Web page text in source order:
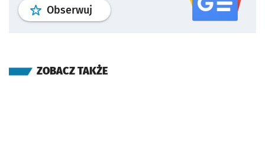
Obserwuj profil serwisu
ZOBACZ TAKŻE